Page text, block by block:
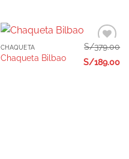
Añadir
a la
lista de
CHAQUETA
Chaqueta Bilbao
S/379.00
S/189.00